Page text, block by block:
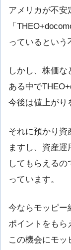
アメリカが不安
「
っているという
しかし、株価
ある中で
今後は値上がり
それに預かり資
ますし、資産
してもらえる
っています。
今ならモッピー
ポイントをもら
この機会にモッ